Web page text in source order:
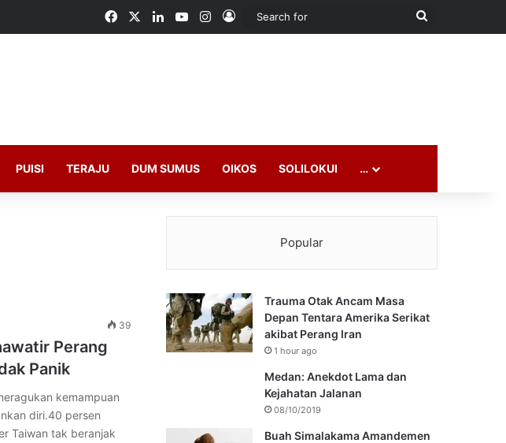
FacebookLinkedInYouTubeInstagram
Log In
Search
PUISI TERAJU DUM SUMUS OIKOS SOLILOKUI …
39
Perang
Panik
kemampuan
diri.40 persen
Taiwan tak beranjak
Popular
Trauma Otak Ancam Masa
Depan Tentara Amerika Serikat
akibat Perang Iran
1 hour ago
Medan: Anekdot Lama dan
Kejahatan Jalanan
08/10/2019
Buah Simalakama Amandemen